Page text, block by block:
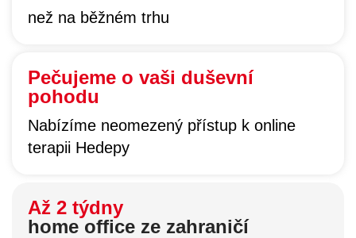
než na běžném trhu
Pečujeme o vaši duševní
pohodu
Nabízíme neomezený přístup k online
terapii Hedepy
Až 2 týdny
home office ze zahraničí